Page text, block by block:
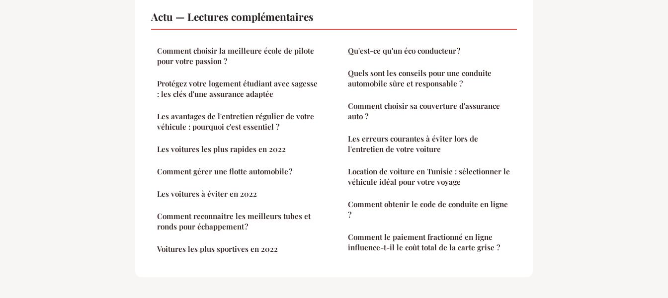
Actu — Lectures complémentaires
Comment choisir la meilleure école de pilote
pour votre passion ?
Protégez votre logement étudiant avec sagesse
: les clés d'une assurance adaptée
Les avantages de l'entretien régulier de votre
véhicule : pourquoi c'est essentiel ?
Les voitures les plus rapides en 2022
Comment gérer une flotte automobile ?
Les voitures à éviter en 2022
Comment reconnaitre les meilleurs tubes et
ronds pour échappement ?
Voitures les plus sportives en 2022
Qu'est-ce qu'un éco conducteur ?
Quels sont les conseils pour une conduite
automobile sûre et responsable ?
Comment choisir sa couverture d'assurance
auto ?
Les erreurs courantes à éviter lors de
l'entretien de votre voiture
Location de voiture en Tunisie : sélectionner le
véhicule idéal pour votre voyage
Comment obtenir le code de conduite en ligne
?
Comment le paiement fractionné en ligne
influence-t-il le coût total de la carte grise ?